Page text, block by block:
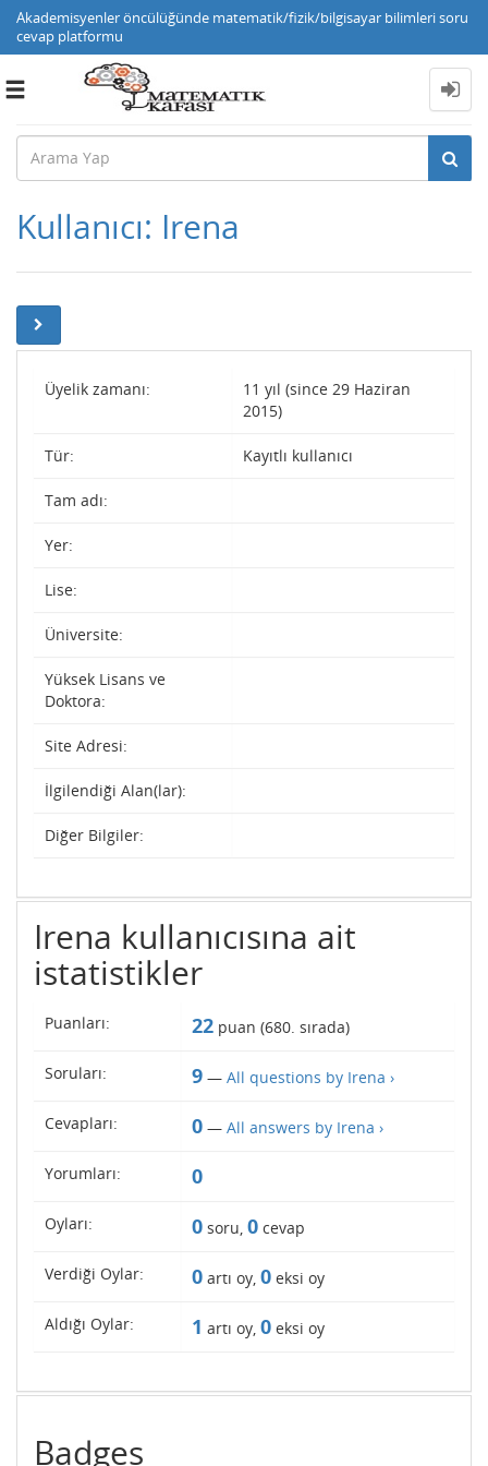
Akademisyenler öncülüğünde matematik/fizik/bilgisayar bilimleri soru
cevap platformu
Toggle
Kullanıcı: Irena
Üyelik zamanı:
11 yıl (since 29 Haziran
2015)
Tür: Kayıtlı kullanıcı
Tam adı:
Yer:
Lise:
Üniversite:
Yüksek Lisans ve
Doktora:
Site Adresi:
İlgilendiği Alan(lar):
Diğer Bilgiler:
Irena kullanıcısına ait
istatistikler
Puanları: 22 puan (680. sırada)
Soruları: 9 — All questions by Irena ›
Cevapları: 0 — All answers by Irena ›
Yorumları: 0
Oyları: 0 soru, 0 cevap
Verdiği Oylar: 0 artı oy, 0 eksi oy
Aldığı Oylar: 1 artı oy, 0 eksi oy
Badges